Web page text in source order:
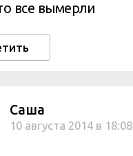
все вымерли
Саша
10 августа 2014 в 18:08